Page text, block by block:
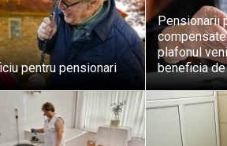
pentru pensionari
Pensionarii
compensate
plafonul
beneficia